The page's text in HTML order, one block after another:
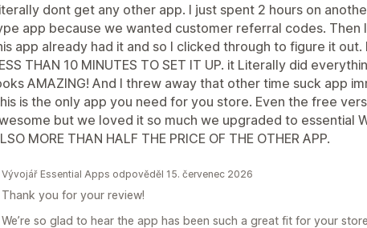
dont get any other app. I just spent 2 hours on
app because we wanted customer referral codes. Then
app already had it and so I clicked through to figure it out.
THAN 10 MINUTES TO SET IT UP. it Literally did
AMAZING! And I threw away that other time suck app
is the only app you need for you store. Even the free
but we loved it so much we upgraded to essential
MORE THAN HALF THE PRICE OF THE OTHER APP.
Vývojář Essential Apps odpověděl 15. červenec 2026
Thank you for your review!
We’re so glad to hear the app has been such a great fit for your